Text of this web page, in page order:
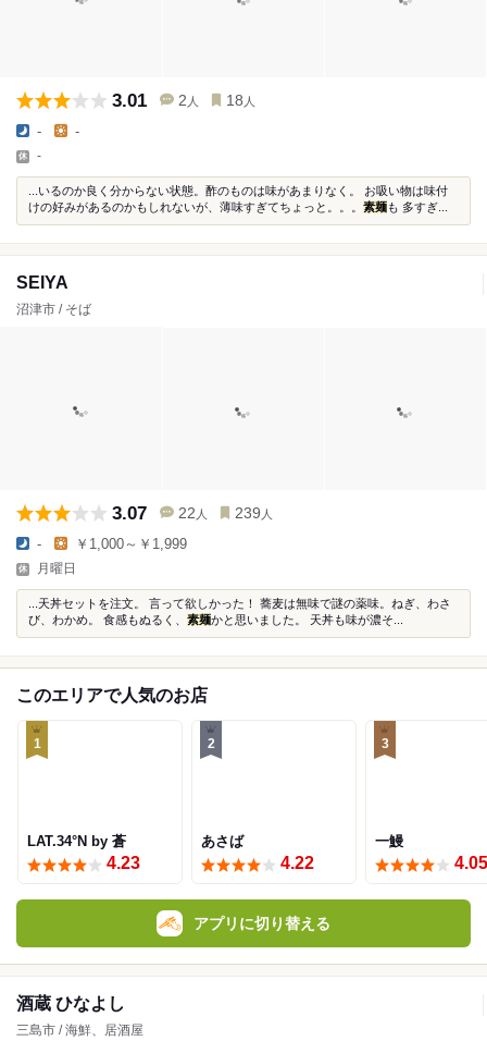
3.01 2 人 18 人
- -
-
...いるのか良く分からない状態。酢のものは味があまりなく。 お吸い物は味付
けの好みがあるのかもしれないが、薄味すぎてちょっと。。。 素麺も 多すぎ...
SEIYA
沼津市 / そば
3.07 22 人 239 人
- ￥1,000～￥1,999
月曜日
...天丼セットを注文。 言って欲しかった！ 蕎麦は無味で謎の薬味。ねぎ、わさ
び、わかめ。 食感もぬるく、 素麺かと思いました。 天丼も味が濃そ...
このエリアで人気のお店
1
LAT.34°N by 蒼
4.23
2
あさば
4.22
3
一鰻
4.05
アプリに切り替える
酒蔵 ひなよし
三島市 / 海鮮、居酒屋